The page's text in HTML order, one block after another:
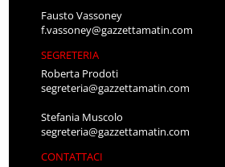
Fausto Vassoney
f.vassoney@gazzettamatin.com
SEGRETERIA
Roberta Prodoti
segreteria@gazzettamatin.com
Stefania Muscolo
segreteria@gazzettamatin.com
CONTATTACI